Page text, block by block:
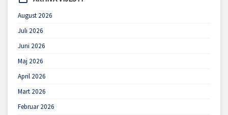
August 2026
Juli 2026
Juni 2026
Maj 2026
April 2026
Mart 2026
Februar 2026